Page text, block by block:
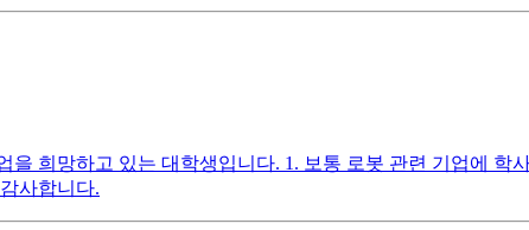
을 희망하고 있는 대학생입니다. 1. 보통 로봇 관련 기업에
사합니다.